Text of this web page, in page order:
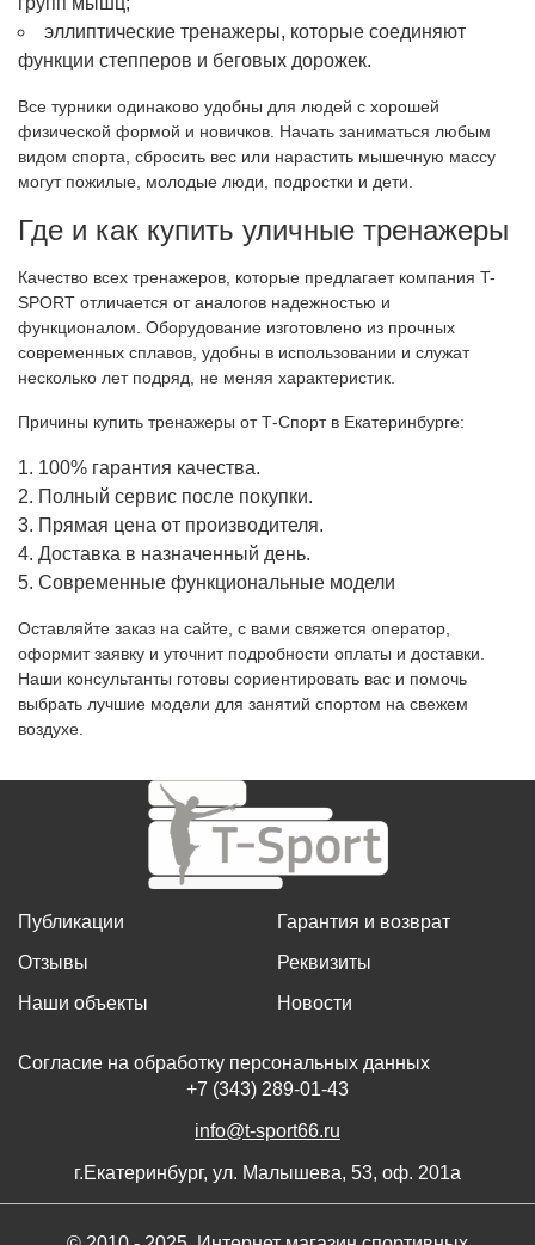
эллиптические тренажеры, которые соединяют
функции степперов и беговых дорожек.
Все турники одинаково удобны для людей с хорошей
физической формой и новичков. Начать заниматься любым
видом спорта, сбросить вес или нарастить мышечную массу
могут пожилые, молодые люди, подростки и дети.
Где и как купить уличные тренажеры
Качество всех тренажеров, которые предлагает компания T-
SPORT отличается от аналогов надежностью и
функционалом. Оборудование изготовлено из прочных
современных сплавов, удобны в использовании и служат
несколько лет подряд, не меняя характеристик.
Причины купить тренажеры от Т-Спорт в Екатеринбурге:
100% гарантия качества.
Полный сервис после покупки.
Прямая цена от производителя.
Доставка в назначенный день.
Современные функциональные модели
Оставляйте заказ на сайте, с вами свяжется оператор,
оформит заявку и уточнит подробности оплаты и доставки.
Наши консультанты готовы сориентировать вас и помочь
выбрать лучшие модели для занятий спортом на свежем
воздухе.
Публикации
Отзывы
Наши объекты
Гарантия и возврат
Реквизиты
Новости
Согласие на обработку персональных данных
+7 (343) 289-01-43
info@t-sport66.ru
г.Екатеринбург, ул. Малышева, 53, оф. 201а